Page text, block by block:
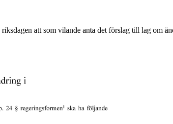
att som vilande anta det förslag till lag om